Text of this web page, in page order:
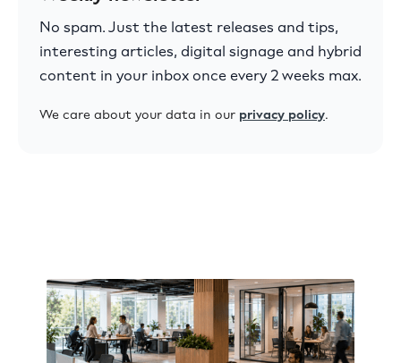
No spam. Just the latest releases and tips,
interesting articles, digital signage and hybrid
content in your inbox once every 2 weeks max.
We care about your data in our privacy policy.